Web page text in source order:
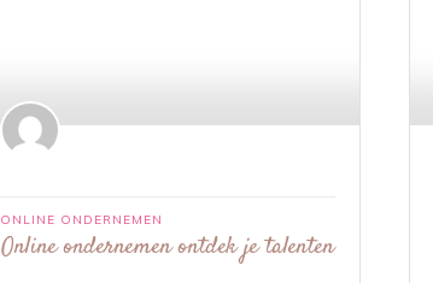
ONLINE ONDERNEMEN
Online ondernemen ontdek je talenten